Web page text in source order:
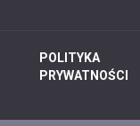
POLITYKA
PRYWATNOŚCI